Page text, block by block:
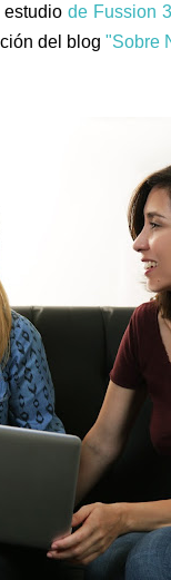
de Fussion
del blog "Sobre